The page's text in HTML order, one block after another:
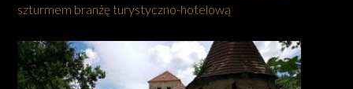
szturmem branżę turystyczno-hotelową